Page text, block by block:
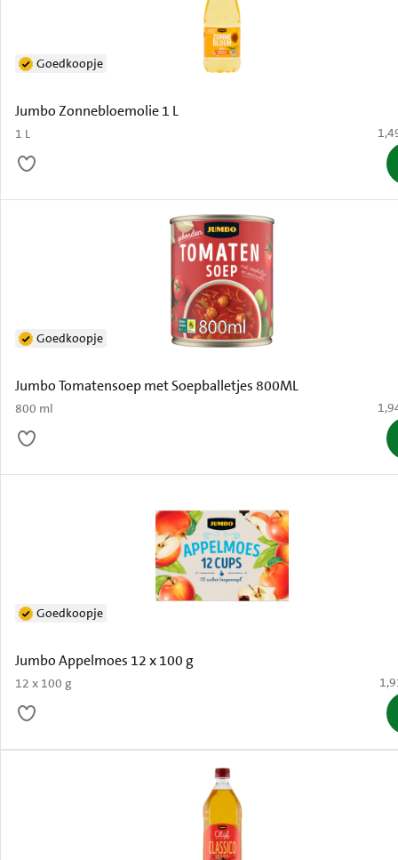
Jumbo Zonnebloemolie 1 L
1 L
Goedkoopje
€
Jumbo Tomatensoep met Soepballetjes 800ML
800 ml
Goedkoopje
€
Jumbo Appelmoes 12 x 100 g
12 x 100 g
Goedkoopje
€